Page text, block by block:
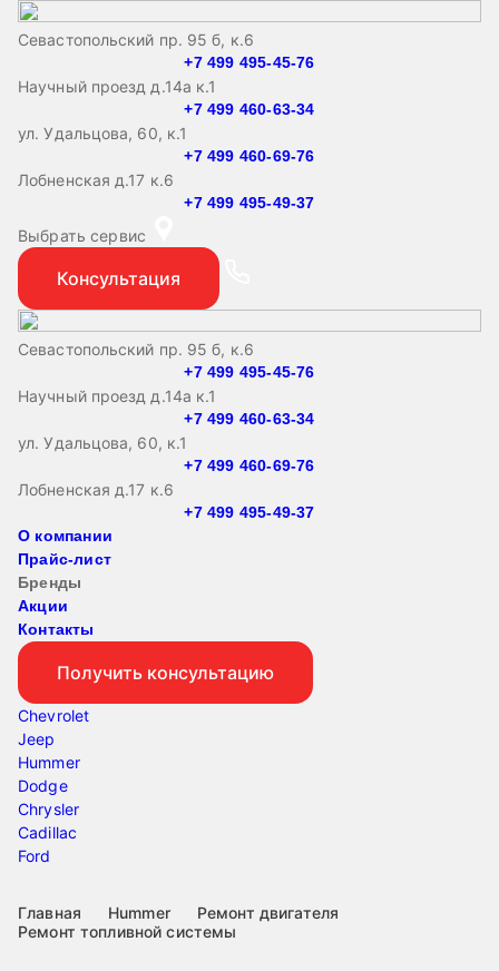
Севастопольский пр. 95 б, к.6
+7 499 495-45-76
Научный проезд д.14а к.1
+7 499 460-63-34
ул. Удальцова, 60, к.1
+7 499 460-69-76
Лобненская д.17 к.6
+7 499 495-49-37
Выбрать сервис
Консультация
Севастопольский пр. 95 б, к.6
+7 499 495-45-76
Научный проезд д.14а к.1
+7 499 460-63-34
ул. Удальцова, 60, к.1
+7 499 460-69-76
Лобненская д.17 к.6
+7 499 495-49-37
О компании
Прайс-лист
Бренды
Акции
Контакты
Получить консультацию
Chevrolet
Jeep
Hummer
Dodge
Chrysler
Cadillac
Ford
Главная Hummer
Ремонт двигателя
Ремонт топливной системы